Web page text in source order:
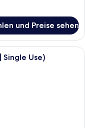
und Preise sehen
Bettwaren, Minibar,
Use)